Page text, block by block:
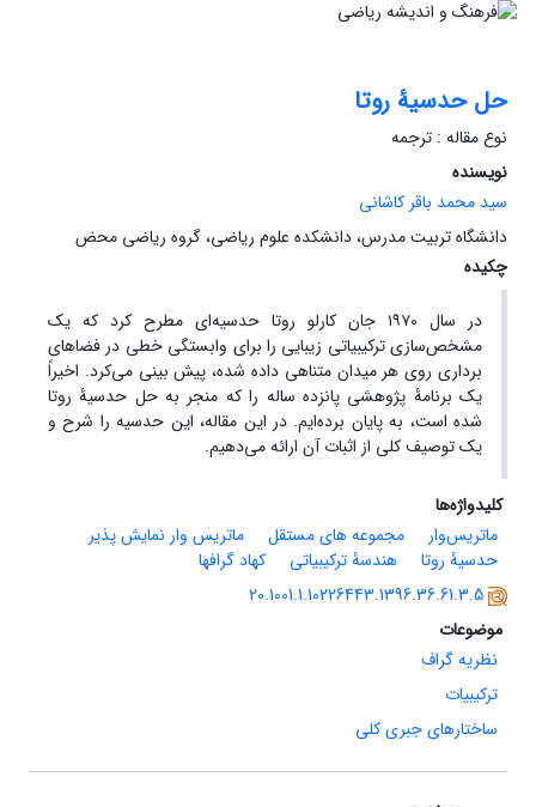
حل حدسیۀ روتا
نوع مقاله : ترجمه
نویسنده
سید محمد باقر کاشانی
دانشگاه تربیت مدرس، دانشکده علوم ریاضی، گروه ریاضی محض
چکیده
در سال ١٩٧٠ جان کارلو روتا حدسیه‌ای مطرح کرد که یک
مشخص‌سازی ترکیبیاتی زیبایی را برای وابستگی خطی در فضاهای
برداری روی هر میدان متناهی داده شده، پیش بینی می‌کرد. اخیراً
یک برنامۀ پژوهشی پانزده ساله را که منجر به حل حدسیۀ روتا
شده است، به پایان برده‌ایم. در این مقاله، این حدسیه را شرح و
یک توصیف کلی از اثبات آن ارائه می‌دهیم.
کلیدواژه‌ها
ماتریس‌وار
مجموعه های مستقل
ماتریس وار نمایش پذیر
حدسیۀ روتا
هندسۀ ترکیبیاتی
کهاد گرافها
20.1001.1.10226443.1396.36.61.3.5
موضوعات
نظریه گراف
ترکیبیات
ساختارهای جبری کلی